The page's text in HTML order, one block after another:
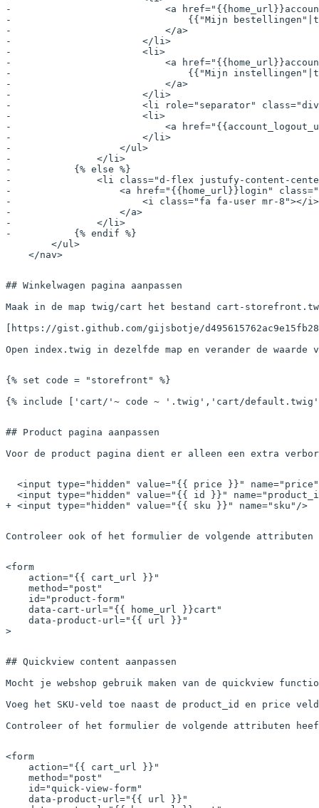
-                           <a
-                               {{"Mijn
-                           </a>
-                       </li>
-                       <li>
-                           <a
-                               {{"Mijn
-                           </a>
-                       </li>
-                       <li role="separator"
-                       <li>
-                           <a
-                       </li>
-                   </ul>
-               </li>
-           {% else %}
-               <li class="d-flex justufy-content-
-                   <a href="{{home_url}}login"
-                       <i class="fa fa-user mr-8"></
-                   </a>
-               </li>
-           {% endif %}
        </ul>
    </nav>
## Winkelwagen pagina aanpassen
Maak in de map twig/cart het bestand cart-
[https://gist.github.com/gijsbotje/
Open index.twig in dezelfde map en verander de
{% set code = "storefront"
%}
{% include 'cart/' ~ code ~ '.twig' , 'cart/default.twig'
## Product pagina aanpassen
Voor de product pagina dient er alleen een extra
<input type="hidden" value="{{ price }}"
<input type="hidden" value="{{ id }}"
+ <input type="hidden" value="{{ sku }}" name="sku"/>
Controleer ook of het formulier de volgende
<form
    action
="{{ cart_url }}"
    method
="post"
    id
="product-form"
    data-cart-url
="{{ home_url }}cart"
    data-product-url
="{{ url }}"
>
## Quickview content aanpassen
Mocht je webshop gebruik maken van de quickview
Voeg het SKU-veld toe naast de product_id en price
Controleer of het formulier de volgende attributen
<form
    action
="{{ cart_url }}"
    method
="post"
    id
="quick-view-form"
    data-product-url
="{{ url }}"